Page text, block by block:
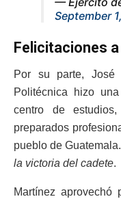
September
Felicitaciones
Por su parte, José
Politécnica hizo
centro de
preparados
pueblo de Guatemala.
la victoria del cadete.
Martínez